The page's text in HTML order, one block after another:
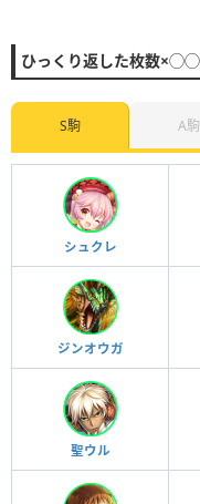
ひっくり返した枚数
S駒 A駒
シュクレ
ジンオウガ
聖ウル